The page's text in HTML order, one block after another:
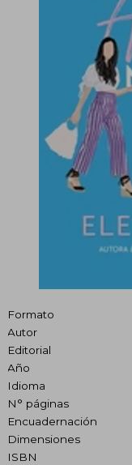
Formato
Autor
Editorial
Año
Idioma
N° páginas
Encuadernación
Dimensiones
ISBN